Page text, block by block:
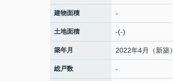
建物面積 -
土地面積 -(-)
築年月 2022年4月（新築）
総戸数 -